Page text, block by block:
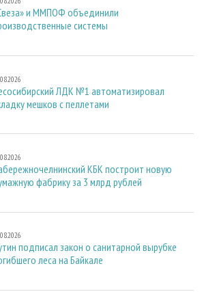
и ММПОФ объединили
системы
ЛДК №1 автоматизировал
мешков с пеллетами
КБК построит новую
фабрику за 3 млрд рублей
подписал закон о санитарной вырубке
леса на Байкале